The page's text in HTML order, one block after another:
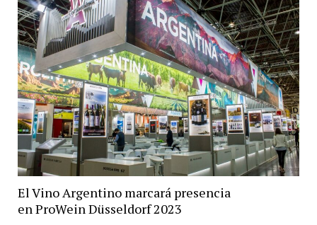
El Vino Argentino marcará presencia
en ProWein Düsseldorf 2023